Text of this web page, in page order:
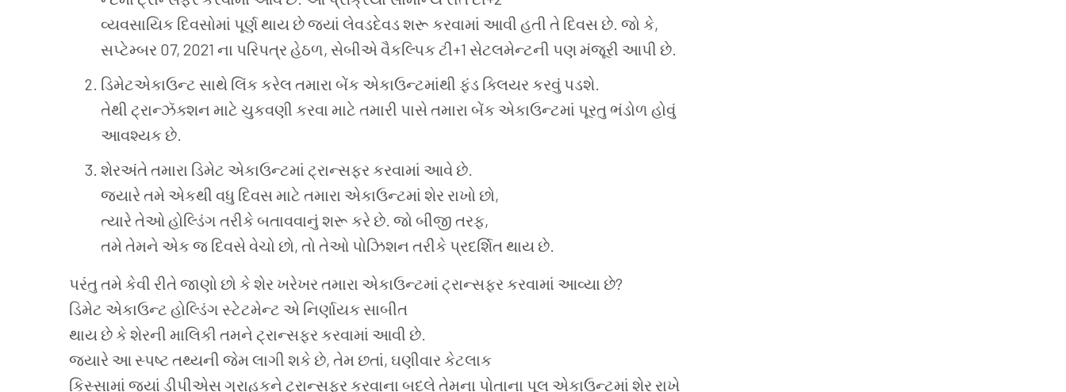
વ્યવસાયિક દિવસોમાં પૂર્ણ થાય છે જ્યાં લેવડદેવડ શરૂ કરવામાં આવી હતી તે દિવસ છે. જો કે,
સપ્ટેમ્બર 07, 2021 ના પરિપત્ર હેઠળ, સેબીએ વૈકલ્પિક ટી+1 સેટલમેન્ટની પણ મંજૂરી આપી છે.
ડિમેટએકાઉન્ટ સાથે લિંક કરેલ તમારા બેંક એકાઉન્ટમાંથી ફંડ ક્લિયર કરવું પડશે.
તેથી ટ્રાન્ઝૅક્શન માટે ચુકવણી કરવા માટે તમારી પાસે તમારા બેંક એકાઉન્ટમાં પૂરતુ ભંડોળ હોવું
આવશ્યક છે.
શેરઅંતે તમારા ડિમેટ એકાઉન્ટમાં ટ્રાન્સફર કરવામાં આવે છે.
જ્યારે તમે એકથી વધુ દિવસ માટે તમારા એકાઉન્ટમાં શેર રાખો છો,
ત્યારે તેઓ હોલ્ડિંગ તરીકે બતાવવાનું શરૂ કરે છે. જો બીજી તરફ,
તમે તેમને એક જ દિવસે વેચો છો, તો તેઓ પોઝિશન તરીકે પ્રદર્શિત થાય છે.
પરંતુ તમે કેવી રીતે જાણો છો કે શેર ખરેખર તમારા એકાઉન્ટમાં ટ્રાન્સફર કરવામાં આવ્યા છે?
ડિમેટ એકાઉન્ટ હોલ્ડિંગ સ્ટેટમેન્ટ એ નિર્ણાયક સાબીત
થાય છે કે શેરની માલિકી તમને ટ્રાન્સફર કરવામાં આવી છે.
જ્યારે આ સ્પષ્ટ તથ્યની જેમ લાગી શકે છે, તેમ છતાં, ઘણીવાર કેટલાક
કિસ્સામાં જ્યાં ડીપીએસ ગ્રાહકને ટ્રાન્સફર કરવાના બદલે તેમના પોતાના પૂલ એકાઉન્ટમાં શેર રાખે